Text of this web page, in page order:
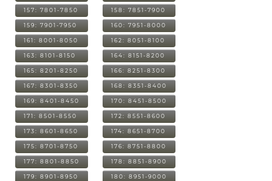
157: 7801-7850 158: 7851-7900
159: 7901-7950 160: 7951-8000
161: 8001-8050 162: 8051-8100
163: 8101-8150 164: 8151-8200
165: 8201-8250 166: 8251-8300
167: 8301-8350 168: 8351-8400
169: 8401-8450 170: 8451-8500
171: 8501-8550 172: 8551-8600
173: 8601-8650 174: 8651-8700
175: 8701-8750 176: 8751-8800
177: 8801-8850 178: 8851-8900
179: 8901-8950 180: 8951-9000